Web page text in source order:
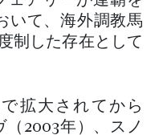
いて、海外調教馬
制した存在として
拡大されてから
2003年）、スノ